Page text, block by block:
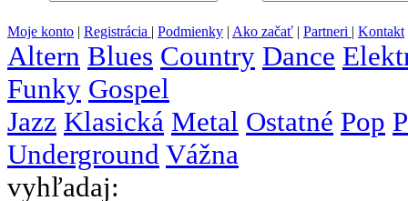
Moje konto | Registrácia | Podmienky | Ako začať | Partneri | Kontakt
Altern Blues Country Dance
Funky Gospel
Jazz Klasická Metal Ostatné Pop
Underground Vážna
vyhľadaj: